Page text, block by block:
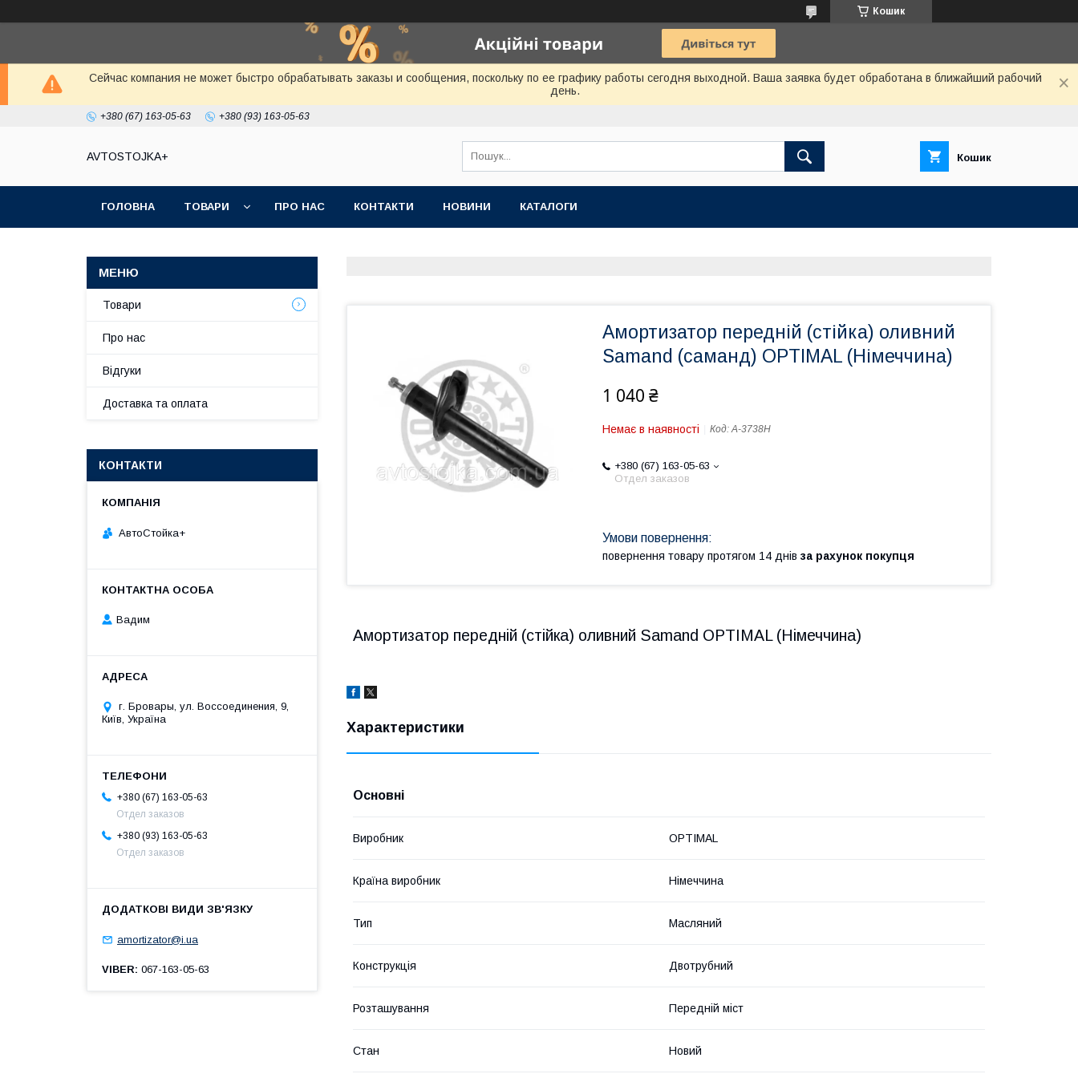
Кошик
Сейчас компания не может быстро обрабатывать заказы и сообщения, поскольку по ее графику работы сегодня выходной. Ваша заявка будет обработана в ближайший рабочий
день.
+380 (67) 163-05-63 +380 (93) 163-05-63
AVTOSTOJKA+ Кошик
ГОЛОВНА ТОВАРИ ПРО НАС КОНТАКТИ НОВИНИ КАТАЛОГИ
Амортизатор передній (стійка) оливний
Samand (саманд) OPTIMAL (Німеччина)
1 040 ₴
Немає в наявності Код:A-3738H
+380 (67) 163-05-63
Отдел заказов
повернення товару протягом 14 днів за рахунок покупця
Амортизатор передній (стійка) оливний Samand OPTIMAL (Німеччина)
Характеристики
Основні
Виробник OPTIMAL
Країна виробник Німеччина
Тип Масляний
Конструкція Двотрубний
Розташування Передній міст
Стан Новий
Товари
Про нас
Відгуки
Доставка та оплата
КОНТАКТИ
АвтоСтойка+
Вадим
г. Бровары, ул. Воссоединения, 9,
Київ, Україна
+380 (67) 163-05-63
Отдел заказов
+380 (93) 163-05-63
Отдел заказов
amortizator@i.ua
VIBER 067-163-05-63